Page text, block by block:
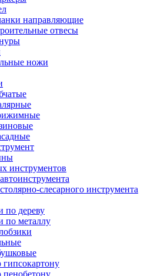
направляющие
отвесы
ножи
инструментов
слесарного инструмента
по дереву
по металлу